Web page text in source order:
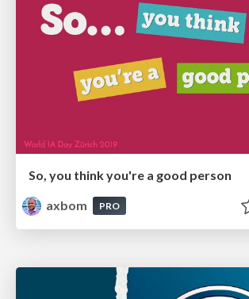
So, you think you're a good person
axbom
PRO